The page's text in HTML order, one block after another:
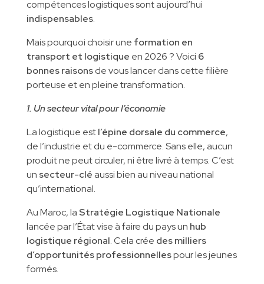
compétences logistiques sont aujourd’hui
indispensables.
Mais pourquoi choisir une formation en
transport et logistique en 2026 ? Voici 6
bonnes raisonsde vous lancer dans cette filière
porteuse et en pleine transformation.
1. Un secteur vital pour l’économie
La logistique estl’épine dorsale du commerce,
de l’industrie et du e-commerce. Sans elle, aucun
produit ne peut circuler, ni être livré à temps. C’est
un secteur-clé aussi bien au niveau national
qu’international.
Au Maroc, la Stratégie Logistique Nationale
lancée par l’État vise à faire du pays un hub
logistique régional. Cela crée des milliers
d’opportunités professionnellespour les jeunes
formés.